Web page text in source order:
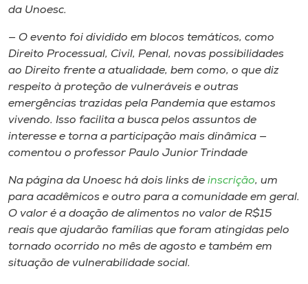
da Unoesc.
— O evento foi dividido em blocos temáticos, como
Direito Processual, Civil, Penal, novas possibilidades
ao Direito frente a atualidade, bem como, o que diz
respeito à proteção de vulneráveis e outras
emergências trazidas pela Pandemia que estamos
vivendo. Isso facilita a busca pelos assuntos de
interesse e torna a participação mais dinâmica —
comentou o professor Paulo Junior Trindade
Na página da Unoesc há dois links de inscrição, um
para acadêmicos e outro para a comunidade em geral.
O valor é a doação de alimentos no valor de R$15
reais que ajudarão famílias que foram atingidas pelo
tornado ocorrido no mês de agosto e também em
situação de vulnerabilidade social.